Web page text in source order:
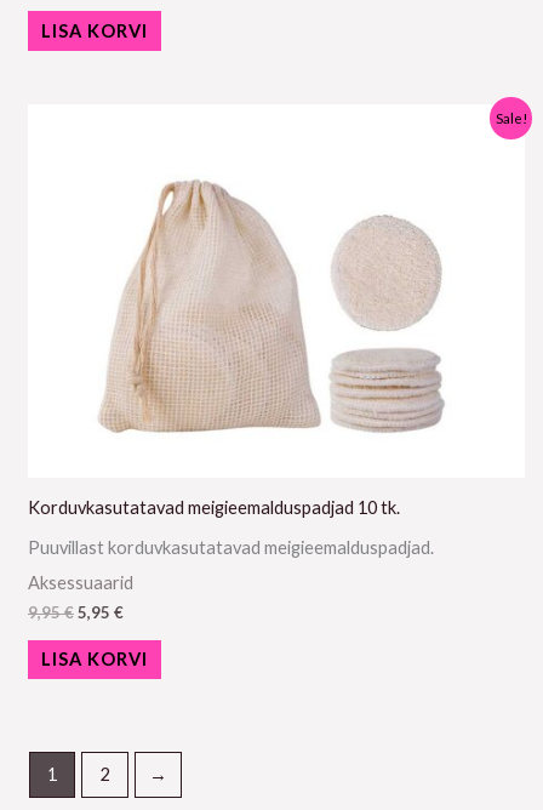
LISA KORVI
Sale!
Korduvkasutatavad meigieemalduspadjad 10 tk.
Puuvillast korduvkasutatavad meigieemalduspadjad.
Aksessuaarid
9,95€5,95 €
LISA KORVI
1 2 →